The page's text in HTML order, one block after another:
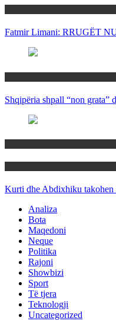
Fatmir Limani: RRUGËT
Shqipëria shpall “non grata”
Kurti dhe Abdixhiku
Analiza
Bota
Maqedoni
Neque
Politika
Rajoni
Showbizi
Sport
Të tjera
Teknologji
Uncategorized